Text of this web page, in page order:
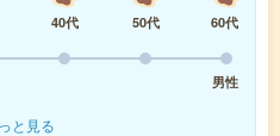
40代 50代
60代
男性
と見る